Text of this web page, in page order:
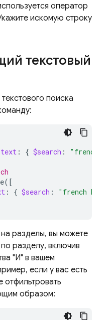
оператор
искомую строку
текстовый
поиска
: { $search : "french
([
: { $search :
"french
разделы, вы можете
разделу, включив
"И" в вашем
если у вас есть
отфильтровать
образом: